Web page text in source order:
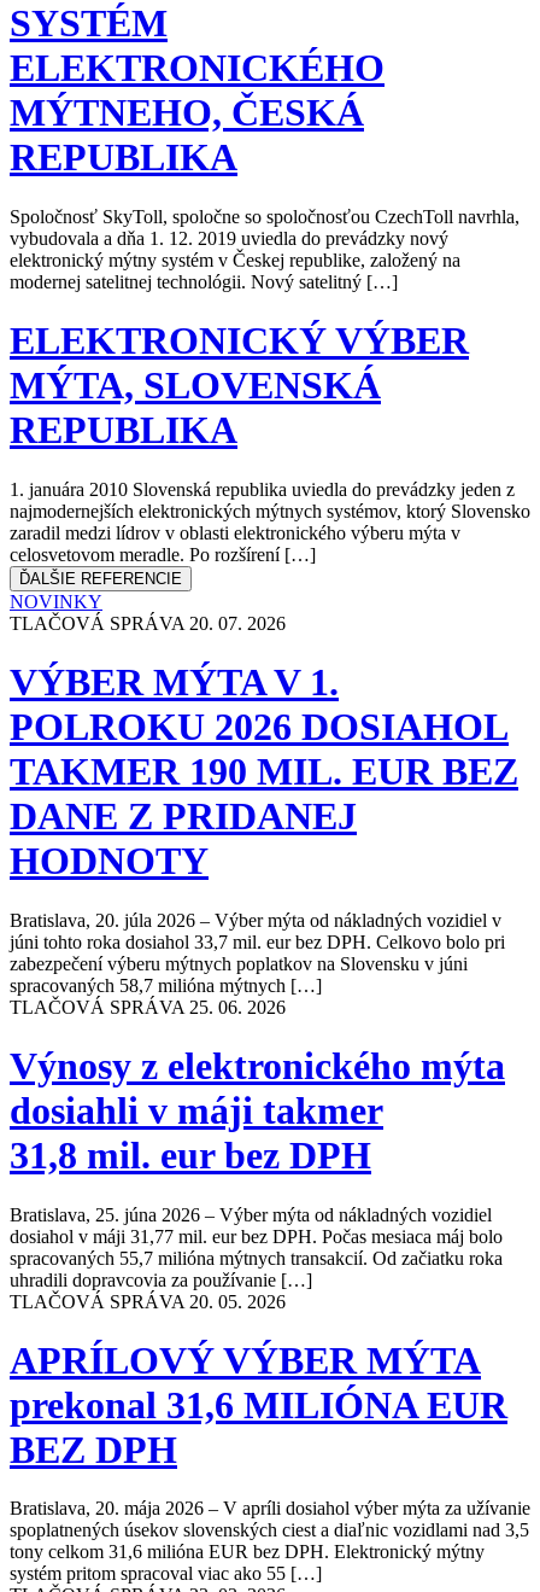
SYSTÉM
ELEKTRONICKÉHO
MÝTNEHO, ČESKÁ
REPUBLIKA
Spoločnosť SkyToll, spoločne so spoločnosťou CzechToll navrhla,
vybudovala a dňa 1. 12. 2019 uviedla do prevádzky nový
elektronický mýtny systém v Českej republike, založený na
modernej satelitnej technológii. Nový satelitný […]
ELEKTRONICKÝ VÝBER
MÝTA, SLOVENSKÁ
REPUBLIKA
1. januára 2010 Slovenská republika uviedla do prevádzky jeden z
najmodernejších elektronických mýtnych systémov, ktorý Slovensko
zaradil medzi lídrov v oblasti elektronického výberu mýta v
celosvetovom meradle. Po rozšírení […]
ĎALŠIE REFERENCIE
NOVINKY
TLAČOVÁ SPRÁVA 20. 07. 2026
VÝBER MÝTA V 1.
POLROKU 2026 DOSIAHOL
TAKMER 190 MIL. EUR BEZ
DANE Z PRIDANEJ
HODNOTY
Bratislava, 20. júla 2026 – Výber mýta od nákladných vozidiel v
júni tohto roka dosiahol 33,7 mil. eur bez DPH. Celkovo bolo pri
zabezpečení výberu mýtnych poplatkov na Slovensku v júni
spracovaných 58,7 milióna mýtnych […]
TLAČOVÁ SPRÁVA 25. 06. 2026
Výnosy z elektronického mýta
dosiahli v máji takmer
31,8 mil. eur bez DPH
Bratislava, 25. júna 2026 – Výber mýta od nákladných vozidiel
dosiahol v máji 31,77 mil. eur bez DPH. Počas mesiaca máj bolo
spracovaných 55,7 milióna mýtnych transakcií. Od začiatku roka
uhradili dopravcovia za používanie […]
TLAČOVÁ SPRÁVA 20. 05. 2026
APRÍLOVÝ VÝBER MÝTA
prekonal 31,6 MILIÓNA EUR
BEZ DPH
Bratislava, 20. mája 2026 – V apríli dosiahol výber mýta za užívanie
spoplatnených úsekov slovenských ciest a diaľnic vozidlami nad 3,5
tony celkom 31,6 milióna EUR bez DPH. Elektronický mýtny
systém pritom spracoval viac ako 55 […]